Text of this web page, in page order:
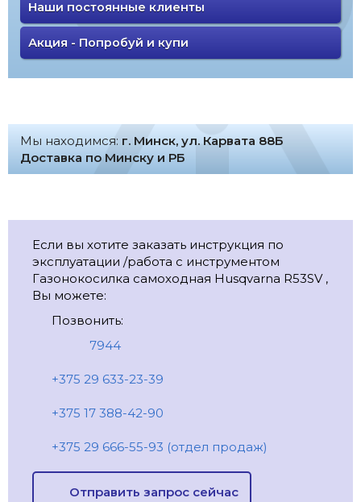
Наши постоянные клиенты
Акция - Попробуй и купи
Мы находимся: г. Минск, ул. Карвата 88Б
Доставка по Минску и РБ
Если вы хотите заказать инструкция по
эксплуатации /работа с инструментом
Газонокосилка самоходная Husqvarna R53SV ,
Вы можете:
Позвонить:
7944
+375 29 633-23-39
+375 17 388-42-90
+375 29 666-55-93 (отдел продаж)
Отправить запрос сейчас